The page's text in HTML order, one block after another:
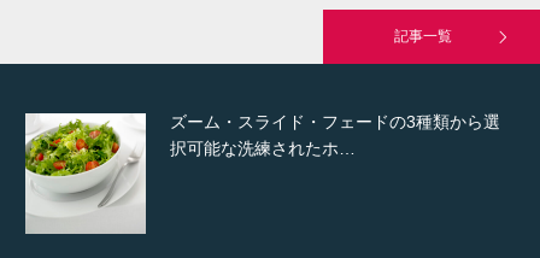
記事一覧
ズーム・スライド・フェードの3種類から選
択可能な洗練されたホ…